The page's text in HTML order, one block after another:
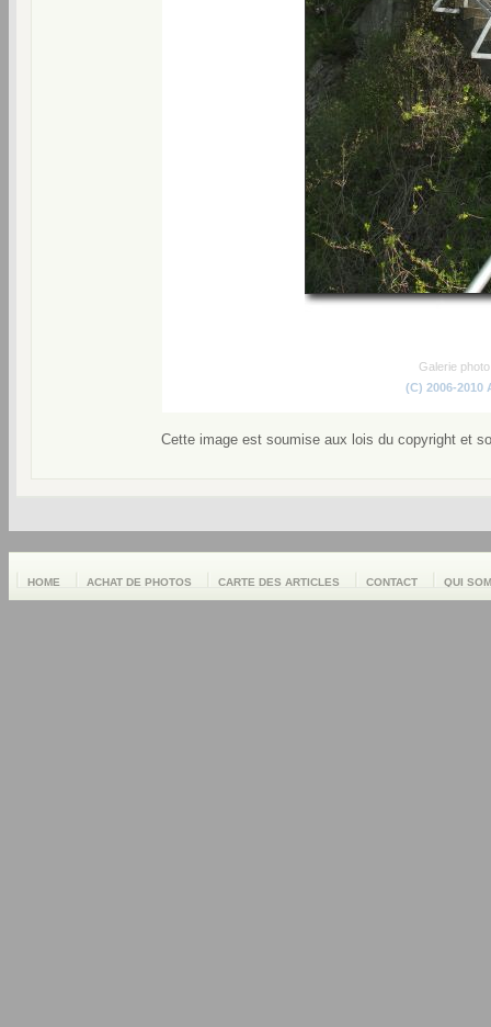
Galerie
(C) 2006-2010
Cette image est soumise aux lois du copyright et
HOME ACHAT DE PHOTOS CARTE DES ARTICLES CONTACT QUI